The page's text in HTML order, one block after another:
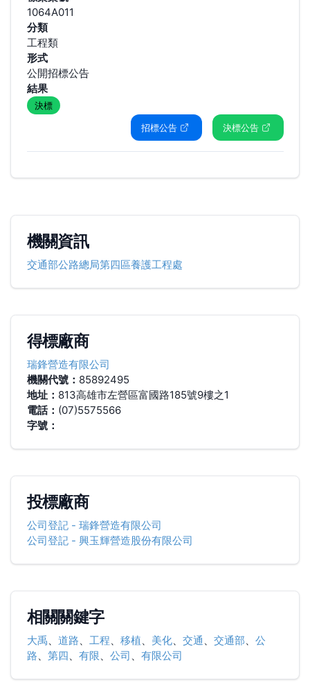
1064A011
分類
工程類
形式
公開招標公告
結果
決標
招標公告
決標公告
機關資訊
交通部公路總局第四區養護工程處
得標廠商
瑞鋒營造有限公司
機關代號： 85892495
地址： 813高雄市左營區富國路185號9樓之1
電話： (07)5575566
字號：
投標廠商
公司登記- 瑞鋒營造有限公司
公司登記- 興玉輝營造股份有限公司
相關關鍵字
大禹 道路 工程 移植 美化、 交通 交通部
公
路
第四 有限 公司 有限公司